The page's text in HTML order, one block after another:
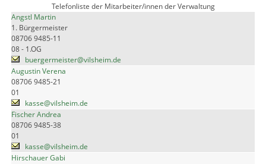
Telefonliste der Mitarbeiter/innen der Verwaltung
Angstl Martin
1. Bürgermeister
08706 9485-11
08 - 1.OG
buergermeister@vilsheim.de
Augustin Verena
08706 9485-21
01
kasse@vilsheim.de
Fischer Andrea
08706 9485-38
01
kasse@vilsheim.de
Hirschauer Gabi